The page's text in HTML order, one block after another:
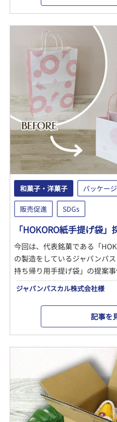
和菓子・洋菓子 パッケー
販売促進 SDGs
「HOKORO紙手提げ袋」
今回は、代表銘菓である「
の製造をしているジャパンパ
持ち帰り用手提げ袋」の提案事
ジャパンパスカル株式会社様
記事を